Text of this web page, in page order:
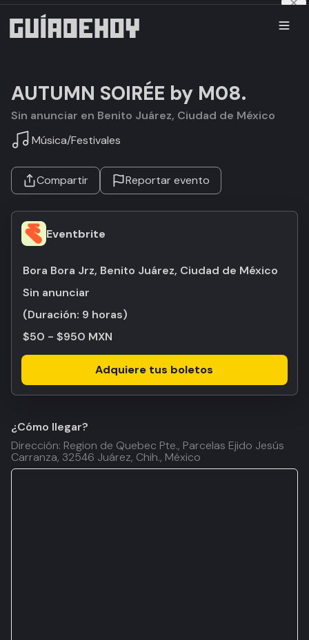
AUTUMN SOIRÉE by M08.
Sin anunciar en Benito Juárez, Ciudad de México
Música/Festivales
Compartir Reportar evento
Eventbrite
Bora Bora Jrz, Benito Juárez, Ciudad de México
Sin anunciar
(Duración: 9 horas)
$50 - $950 MXN
Adquiere tus boletos
¿Cómo llegar?
Dirección: Region de Quebec Pte., Parcelas Ejido Jesús
Carranza, 32546 Juárez, Chih., México